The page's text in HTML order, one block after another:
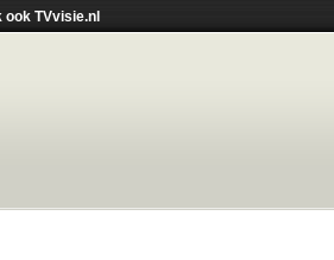
ook TVvisie.nl